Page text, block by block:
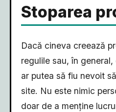
Stoparea
Dacă cineva creează
regulile sau, în
ar putea să fiu nevoit
site. Nu este nimic
doar de a menține